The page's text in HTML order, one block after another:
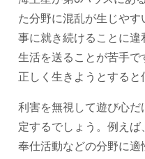
た分野に混乱が生じや
事に就き続けることに
生活を送ることが苦手
正しく生きようとすると
利害を無視して遊び心
定するでしょう。例えば
奉仕活動などの分野に適